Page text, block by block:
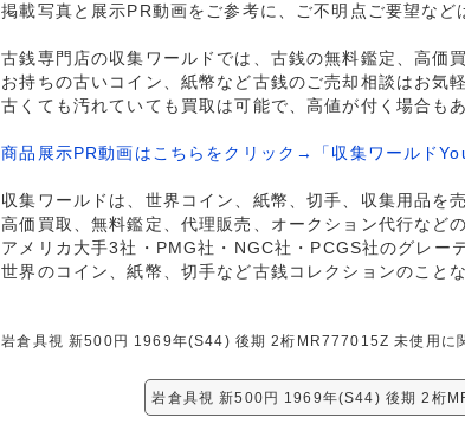
掲載写真と展示PR動画をご参考に、ご不明点ご要望など
古銭専門店の収集ワールドでは、古銭の無料鑑定、高価
お持ちの古いコイン、紙幣など古銭のご売却相談はお気
古くても汚れていても買取は可能で、高値が付く場合も
商品展示PR動画はこちらをクリック→「収集ワールド
収集ワールドは、世界コイン、紙幣、切手、収集用品を
高価買取、無料鑑定、代理販売、オークション代行など
アメリカ大手3社・PMG社・NGC社・PCGS社のグレー
世界のコイン、紙幣、切手など古銭コレクションのこと
岩倉具視 新500円 1969年(S44) 後期 2桁MR777015Z 未使用に
岩倉具視 新500円 1969年(S44) 後期 2桁